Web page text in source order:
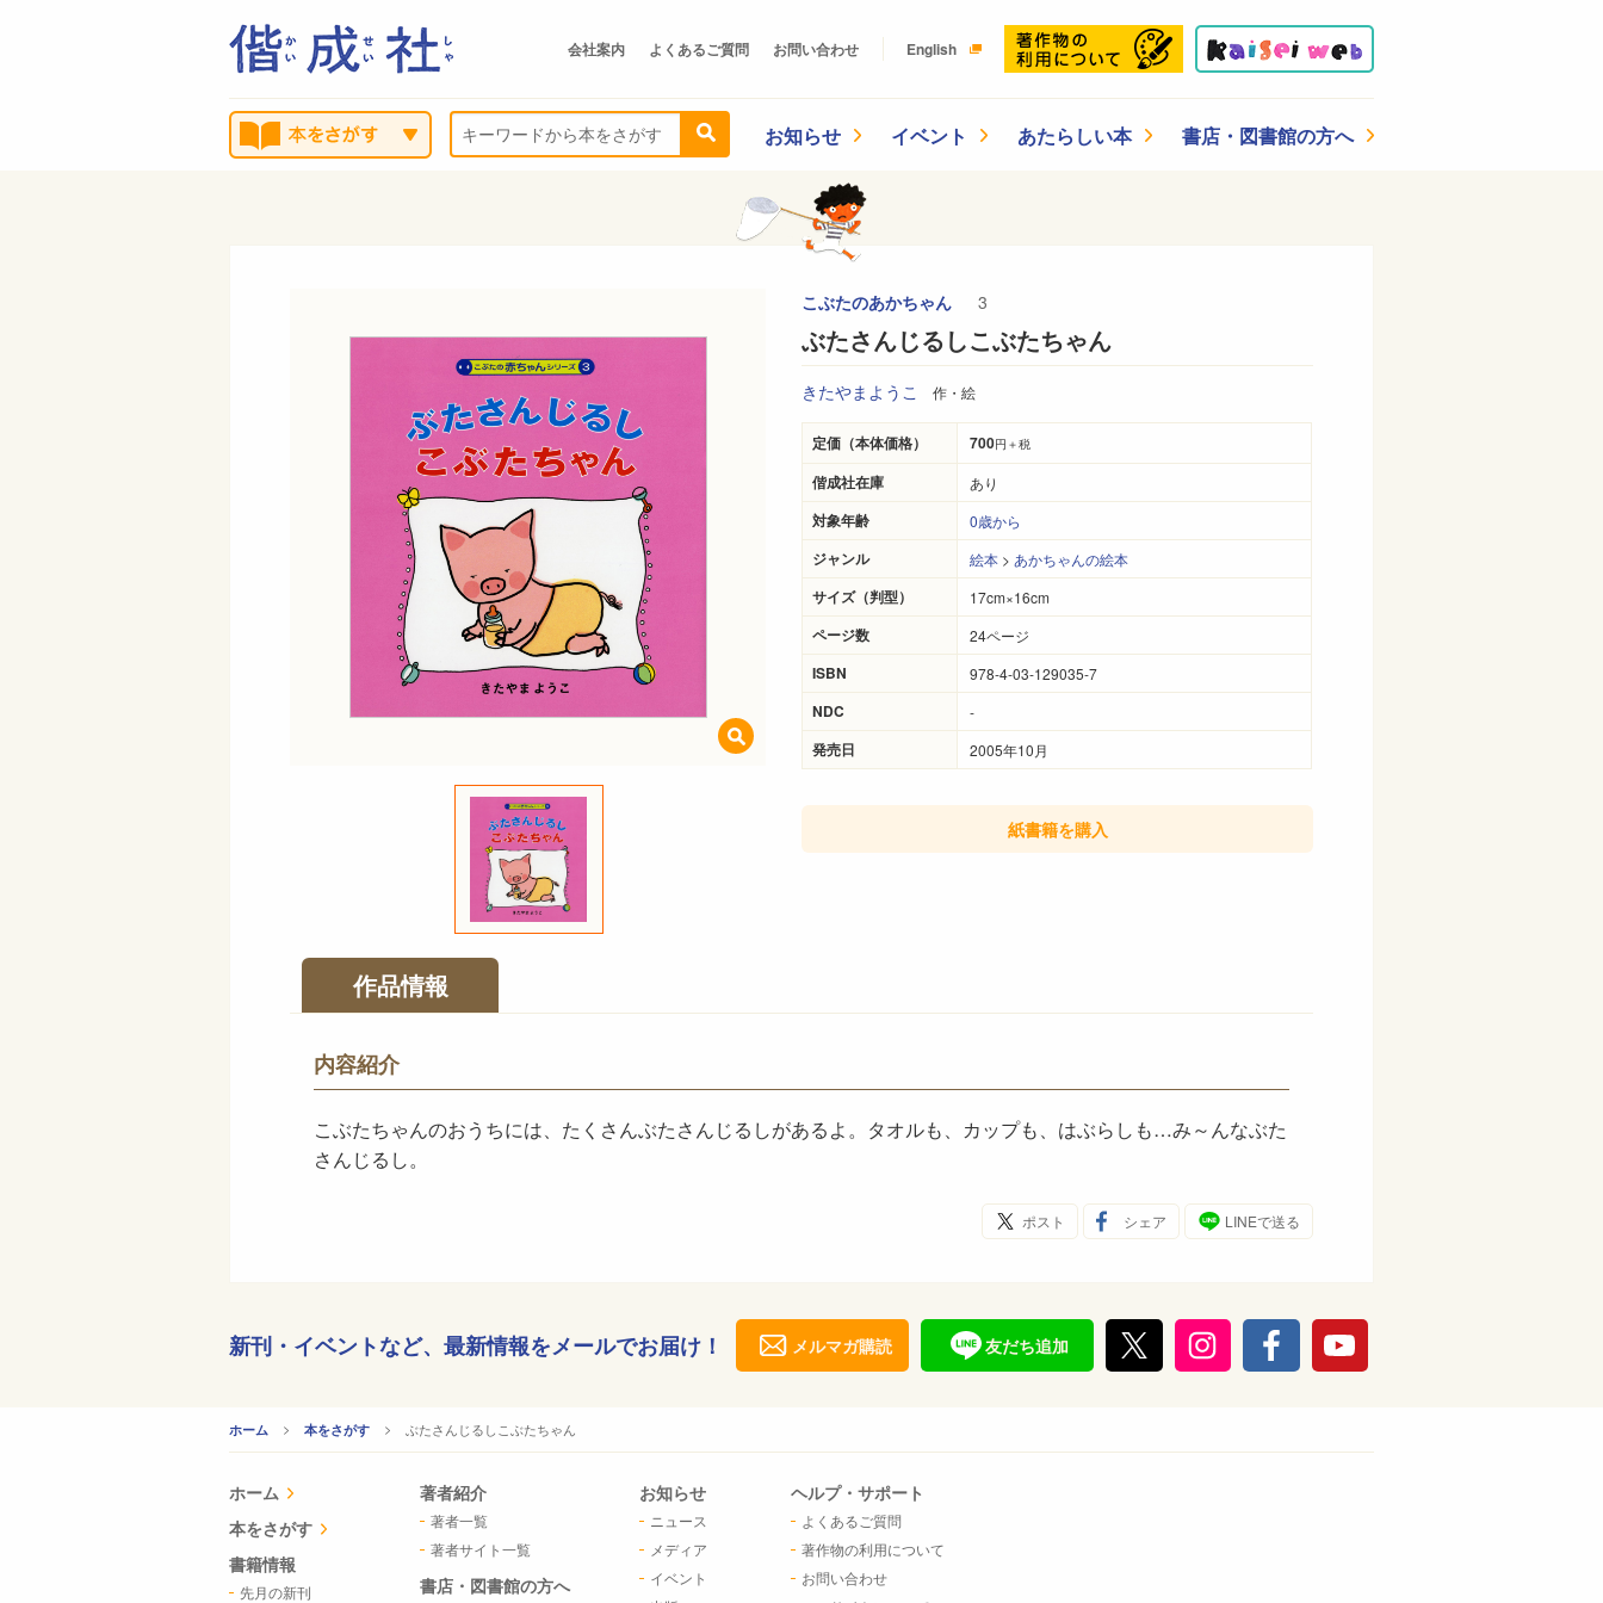
会社案内 よくあるご質問 お問い合わせ English
お知らせ イベント あたらしい本 書店・図書館の方へ
こぶたのあかちゃん 3
ぶたさんじるしこぶたちゃん
きたやまようこ 作・絵
定価（本体価格） 700円＋税
偕成社在庫 あり
対象年齢 0歳から
ジャンル 絵本 > あかちゃんの絵本
サイズ（判型） 17cm×16cm
ページ数 24ページ
ISBN 978-4-03-129035-7
NDC -
発売日 2005年10月
紙書籍を購入
作品情報
内容紹介
こぶたちゃんのおうちには、たくさんぶたさんじるしがあるよ。タオルも、カップも、はぶらしも…み～んなぶた
さんじるし。
ポスト シェア LINEで送る
新刊・イベントなど、 最新情報をメールでお届け！ メルマガ購読 友だち追加
ホーム 本をさがす CURRENT:
ぶたさんじるしこぶたちゃん
ホーム
本をさがす
書籍情報
先月の新刊
著者紹介
著者一覧
著者サイト一覧
書店・図書館の方へ
お知らせ
ニュース
メディア
イベント
ヘルプ・サポート
よくあるご質問
著作物の利用について
お問い合わせ